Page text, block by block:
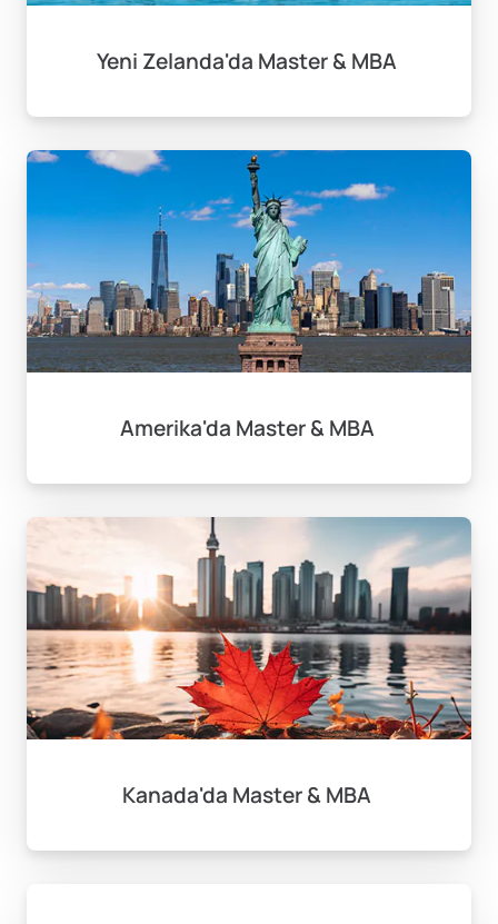
Yeni Zelanda'da Master & MBA
Amerika'da Master & MBA
Kanada'da Master & MBA